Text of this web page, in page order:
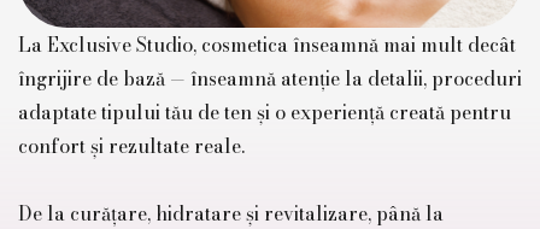
La Exclusive Studio, cosmetica înseamnă mai mult decât
îngrijire de bază — înseamnă atenție la detalii, proceduri
adaptate tipului tău de ten și o experiență creată pentru
confort și rezultate reale.
De la curățare, hidratare și revitalizare, până la